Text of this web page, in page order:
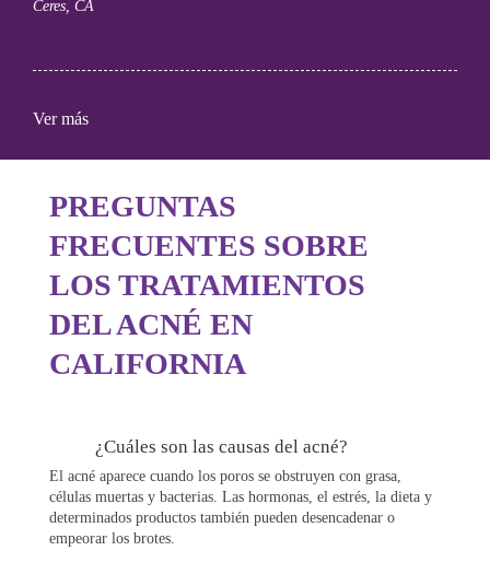
Ceres, CA
Ver más
PREGUNTAS
FRECUENTES SOBRE
LOS TRATAMIENTOS
DEL ACNÉ EN
CALIFORNIA
¿Cuáles son las causas del acné?
El acné aparece cuando los poros se obstruyen con grasa,
células muertas y bacterias. Las hormonas, el estrés, la dieta y
determinados productos también pueden desencadenar o
empeorar los brotes.